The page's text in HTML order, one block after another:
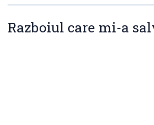
Razboiul care mi-a